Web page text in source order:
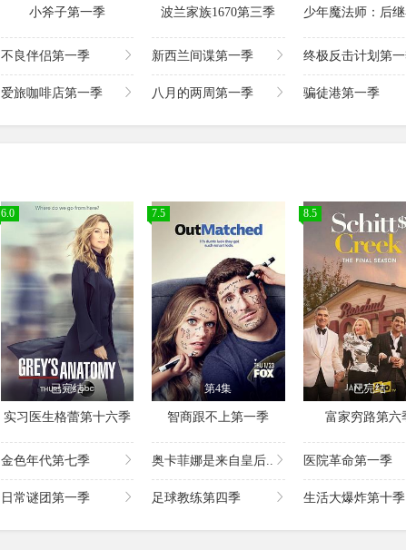
小斧子第一季 波兰家族1670第三季
不良伴侣第一季 新西兰间谍第一季 终极反击计划第
爱旅咖啡店第一季 八月的两周第一季 骗徒港第一季
6.0
已完结
实习医生格蕾第十六季
7.5
第4集
智商跟不上第一季
8.5
已完结
富家穷路第六
金色年代第七季 奥卡菲娜是来自皇后.. 医院革命第一季
日常谜团第一季 足球教练第四季 生活大爆炸第十季